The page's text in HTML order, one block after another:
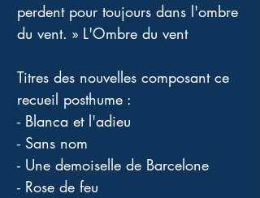
perdent pour toujours dans l'ombre
du vent. » L'Ombre du vent
Titres des nouvelles composant ce
recueil posthume :
- Blanca et l'adieu
- Sans nom
- Une demoiselle de Barcelone
- Rose de feu